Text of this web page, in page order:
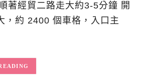
著經貿二路走大約3-5分鐘 開
，約 2400 個車格，入口主